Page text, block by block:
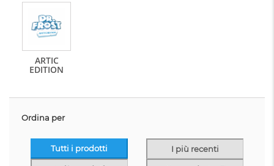
ARTIC
EDITION
Ordina per
Tutti i prodotti I più recenti